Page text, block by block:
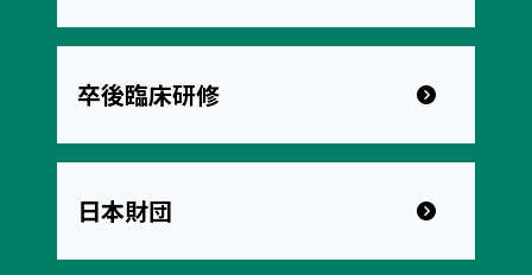
卒後臨床研修
日本財団